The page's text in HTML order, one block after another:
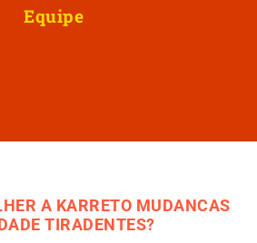
Equipe
A KARRETO MUDANCAS
TIRADENTES?